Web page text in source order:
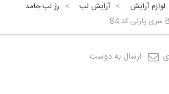
لوازم آرایش > آرایش لب > رژ لب جامد
ارسال به دوست